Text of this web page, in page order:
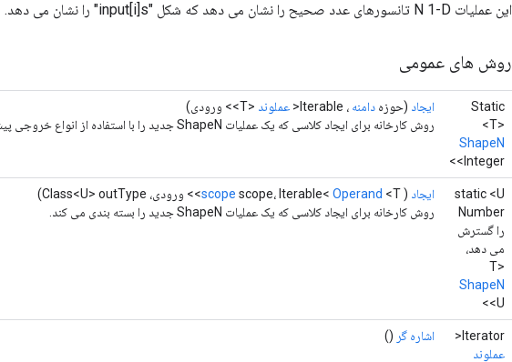
این عملیات N 1-D تانسورهای عدد صحیح را نشان می دهد که شکل "input[i]s" را نشان می دهد.
روش های عمومی
Static
<T>
ShapeN
<Integer>
ایجاد (حوزه دامنه ، Iterable< عملوند <T>> ورودی)
روش کارخانه برای ایجاد کلاسی که یک عملیات ShapeN جدید را با استفاده از انواع خروجی پیش‌فرض بسته بندی می‌کند.
static <U
Number
را گسترش
می دهد،
T>
ShapeN
<U>
ایجاد (
scope scope، Iterable< Operand <T>> ورودی، Class<U> outType)
روش کارخانه برای ایجاد کلاسی که یک عملیات ShapeN جدید را بسته بندی می کند.
Iterator<
عملوند
اشاره گر ()